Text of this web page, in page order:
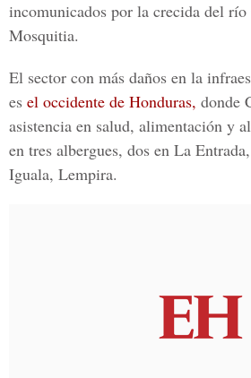
incomunicados por la crecida del
Mosquitia.
El sector con más daños en la
es el occidente de Honduras, donde
asistencia en salud, alimentación y
en tres albergues, dos en La
Iguala, Lempira.